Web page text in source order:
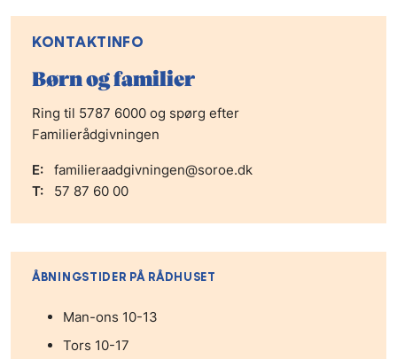
KONTAKTINFO
Børn og familier
Ring til 5787 6000 og spørg efter
Familierådgivningen
E:
familieraadgivningen@soroe.dk
T:
57 87 60 00
ÅBNINGSTIDER PÅ RÅDHUSET
Man-ons 10-13
Tors 10-17